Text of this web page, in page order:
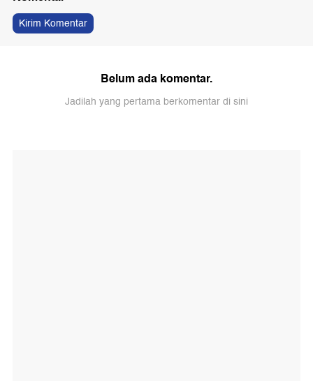
Kirim Komentar
Belum ada komentar.
Jadilah yang pertama berkomentar di sini